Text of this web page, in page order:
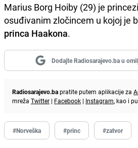
Marius Borg Hoiby (29) je
osuđivanim zločincem u kojoj je
princa Haakona.
Dodajte Radiosarajevo.ba u
Radiosarajevo.bapratite putem aplikacije za
mreža Twitter | Facebook | Instagram, kao i
#Norveška #princ #zatvor